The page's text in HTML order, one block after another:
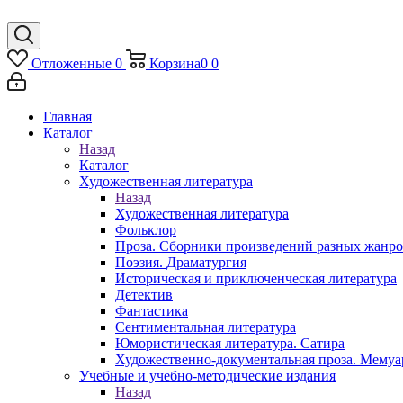
Отложенные 0 Корзина0 0
Главная
Каталог
Назад
Каталог
Художественная литература
Назад
Художественная литература
Фольклор
Проза. Сборники произведений разных
Поэзия. Драматургия
Историческая и приключенческая литература
Детектив
Фантастика
Сентиментальная литература
Юмористическая литература. Сатира
Художественно-документальная проза.
Учебные и учебно-методические издания
Назад